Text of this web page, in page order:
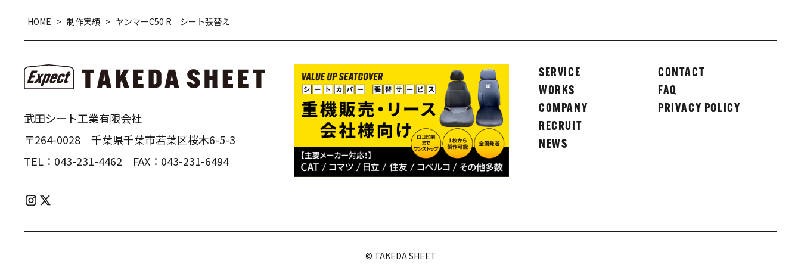
HOME > 制作実績 > ヤンマーC50 R シート張替え
武田シート工業有限会社
〒264-0028 千葉県千葉市若葉区桜木6-5-3
TEL： 043-231-4462 FAX： 043-231-6494
SERVICE
WORKS
COMPANY
RECRUIT
NEWS
CONTACT
FAQ
PRIVACY POLICY
© TAKEDA SHEET